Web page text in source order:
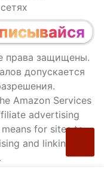
права защищены.
допускается
Amazon Services
advertising
for sites to
and linking to